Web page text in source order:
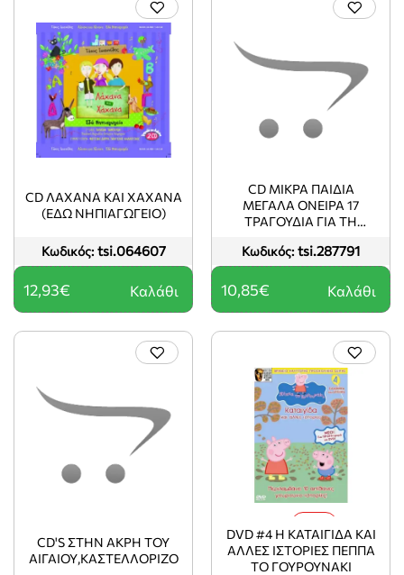
Κωδικός: tsi.064607
CD ΛΑΧΑΝΑ ΚΑΙ ΧΑΧΑΝΑ
(ΕΔΩ ΝΗΠΙΑΓΩΓΕΙΟ)
12,93€ Καλάθι
Κωδικός: tsi.287791
CD ΜΙΚΡΑ ΠΑΙΔΙΑ
ΜΕΓΑΛΑ ΟΝΕΙΡΑ 17
ΤΡΑΓΟΥΔΙΑ ΓΙΑ ΤΗ
10,85€ Καλάθι
CD'S ΣΤΗΝ ΑΚΡΗ ΤΟΥ
ΑΙΓΑΙΟΥ,ΚΑΣΤΕΛΛΟΡΙΖΟ
DVD #4 Η ΚΑΤΑΙΓΙΔΑ ΚΑΙ
ΑΛΛΕΣ ΙΣΤΟΡΙΕΣ ΠΕΠΠΑ
ΤΟ ΓΟΥΡΟΥΝΑΚΙ